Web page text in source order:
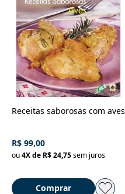
Receitas saborosas com aves
R$ 99,00
ou4X de R$ 24,75sem juros
Comprar